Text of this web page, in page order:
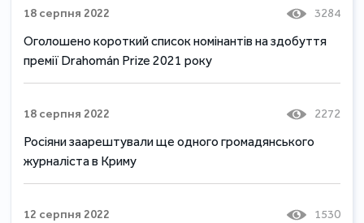
18 серпня 2022 3284
Оголошено короткий список номінантів на здобуття
премії Drahomán Prize 2021 року
18 серпня 2022 2272
Росіяни заарештували ще одного громадянського
журналіста в Криму
12 серпня 2022 1530